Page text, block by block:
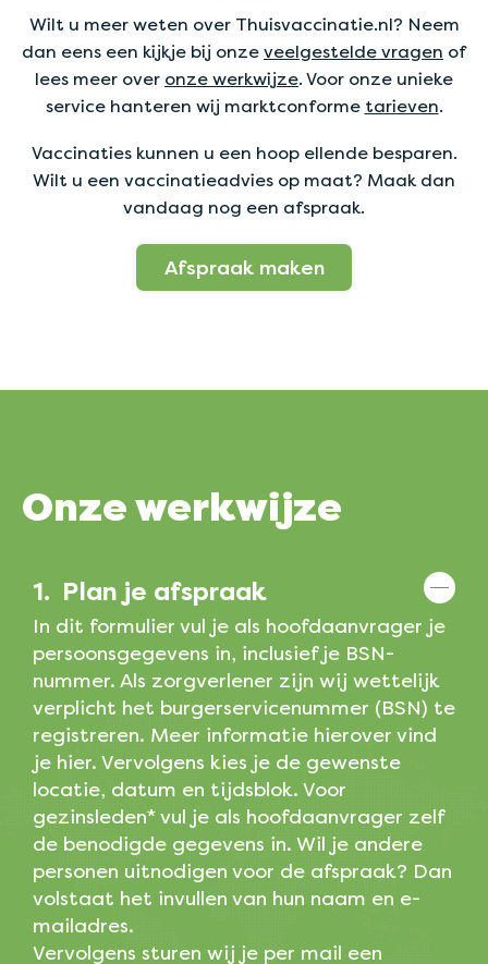
Wilt u meer weten over Thuisvaccinatie.nl? Neem
dan eens een kijkje bij onzeveelgestelde vragen of
lees meer over onze werkwijze. Voor onze unieke
service hanteren wij marktconforme tarieven.
Vaccinaties kunnen u een hoop ellende besparen.
Wilt u een vaccinatieadvies op maat? Maak dan
vandaag nog een afspraak.
Afspraak maken
Onze werkwijze
1. Plan je afspraak
In dit formulier vul je als hoofdaanvrager je
persoonsgegevens in, inclusief je BSN-
nummer. Als zorgverlener zijn wij wettelijk
verplicht het burgerservicenummer (BSN) te
registreren. Meer informatie hierover vind
je hier. Vervolgens kies je de gewenste
locatie, datum en tijdsblok. Voor
gezinsleden* vul je als hoofdaanvrager zelf
de benodigde gegevens in. Wil je andere
personen uitnodigen voor de afspraak? Dan
volstaat het invullen van hun naam en e-
mailadres.
Vervolgens sturen wij je per mail een